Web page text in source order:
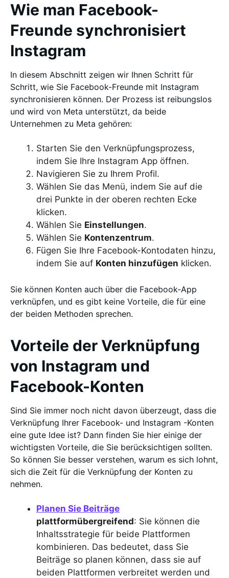
Wie man Facebook-
Freunde synchronisiert
Instagram
In diesem Abschnitt zeigen wir Ihnen Schritt für
Schritt, wie Sie Facebook-Freunde mit Instagram
synchronisieren können. Der Prozess ist reibungslos
und wird von Meta unterstützt, da beide
Unternehmen zu Meta gehören:
Starten Sie den Verknüpfungsprozess,
indem Sie Ihre Instagram App öffnen.
Navigieren Sie zu Ihrem Profil.
Wählen Sie das Menü, indem Sie auf die
drei Punkte in der oberen rechten Ecke
klicken.
Wählen Sie Einstellungen.
Wählen Sie Kontenzentrum.
Fügen Sie Ihre Facebook-Kontodaten hinzu,
indem Sie auf Konten hinzufügen klicken.
Sie können Konten auch über die Facebook-App
verknüpfen, und es gibt keine Vorteile, die für eine
der beiden Methoden sprechen.
Vorteile der Verknüpfung
von Instagram und
Facebook-Konten
Sind Sie immer noch nicht davon überzeugt, dass die
Verknüpfung Ihrer Facebook- und Instagram -Konten
eine gute Idee ist? Dann finden Sie hier einige der
wichtigsten Vorteile, die Sie berücksichtigen sollten.
So können Sie besser verstehen, warum es sich lohnt,
sich die Zeit für die Verknüpfung der Konten zu
nehmen.
Planen Sie Beiträge
plattformübergreifend: Sie können die
Inhaltsstrategie für beide Plattformen
kombinieren. Das bedeutet, dass Sie
Beiträge so planen können, dass sie auf
beiden Plattformen verbreitet werden und